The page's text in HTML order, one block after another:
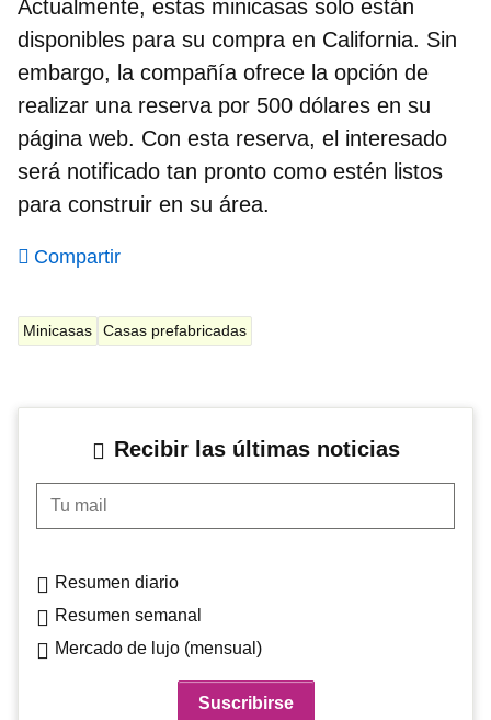
Actualmente, estas minicasas solo están
disponibles para su compra en California. Sin
embargo, la compañía ofrece la opción de
realizar una reserva por 500 dólares en su
página web. Con esta reserva, el interesado
será notificado tan pronto como estén listos
para construir en su área.
Compartir
Minicasas Casas prefabricadas
Recibir las últimas noticias
Tu mail
Resumen diario
Resumen semanal
Mercado de lujo (mensual)